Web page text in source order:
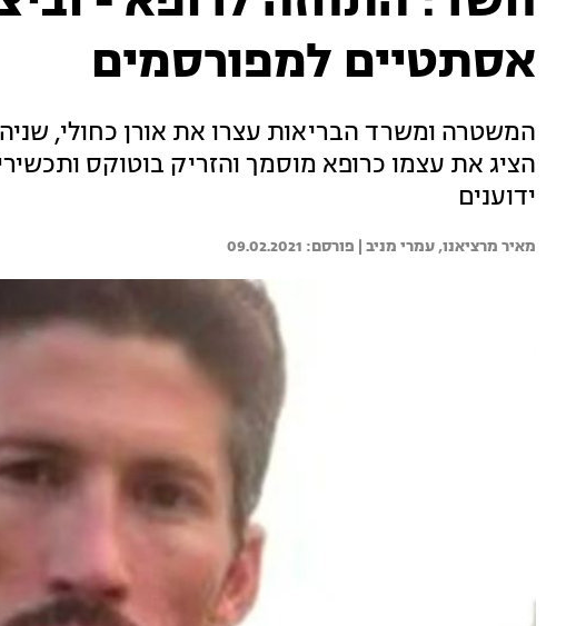
אסתטיים למפורסמים
המשטרה ומשרד הבריאות עצרו את אורן כחולי,
הציג את עצמו כרופא מוסמך והזריק בוטוקס
ידוענים
מאיר מרציאנו, עמרי מניב | 09.02.2021